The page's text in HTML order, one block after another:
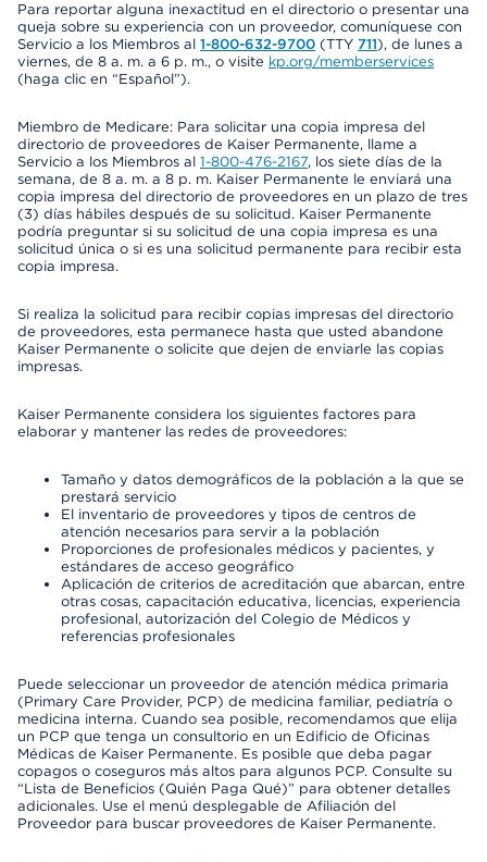
Para reportar alguna inexactitud en el directorio o presentar una
queja sobre su experiencia con un proveedor, comuníquese con
Servicio a los Miembros al 1-800-632-9700 (TTY 711), de lunes a
viernes, de 8 a. m. a 6 p. m., o visite kp.org/memberservices
(haga clic en “Español”).
Miembro de Medicare: Para solicitar una copia impresa del
directorio de proveedores de Kaiser Permanente, llame a
Servicio a los Miembros al 1-800-476-2167, los siete días de la
semana, de 8 a. m. a 8 p. m. Kaiser Permanente le enviará una
copia impresa del directorio de proveedores en un plazo de tres
(3) días hábiles después de su solicitud. Kaiser Permanente
podría preguntar si su solicitud de una copia impresa es una
solicitud única o si es una solicitud permanente para recibir esta
copia impresa.
Si realiza la solicitud para recibir copias impresas del directorio
de proveedores, esta permanece hasta que usted abandone
Kaiser Permanente o solicite que dejen de enviarle las copias
impresas.
Kaiser Permanente considera los siguientes factores para
elaborar y mantener las redes de proveedores:
Tamaño y datos demográficos de la población a la que se
prestará servicio
El inventario de proveedores y tipos de centros de
atención necesarios para servir a la población
Proporciones de profesionales médicos y pacientes, y
estándares de acceso geográfico
Aplicación de criterios de acreditación que abarcan, entre
otras cosas, capacitación educativa, licencias, experiencia
profesional, autorización del Colegio de Médicos y
referencias profesionales
Puede seleccionar un proveedor de atención médica primaria
(Primary Care Provider, PCP) de medicina familiar, pediatría o
medicina interna. Cuando sea posible, recomendamos que elija
un PCP que tenga un consultorio en un Edificio de Oficinas
Médicas de Kaiser Permanente. Es posible que deba pagar
copagos o coseguros más altos para algunos PCP. Consulte su
“Lista de Beneficios (Quién Paga Qué)” para obtener detalles
adicionales. Use el menú desplegable de Afiliación del
Proveedor para buscar proveedores de Kaiser Permanente.